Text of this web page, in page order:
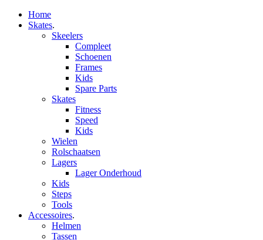
Home
Skates.
Skeelers
Compleet
Schoenen
Frames
Kids
Spare Parts
Skates
Fitness
Speed
Kids
Wielen
Rolschaatsen
Lagers
Lager Onderhoud
Kids
Steps
Tools
Accessoires.
Helmen
Tassen